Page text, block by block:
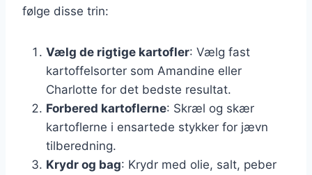
følge disse trin:
Vælg de rigtige kartofler: Vælg fast
kartoffelsorter som Amandine eller
Charlotte for det bedste resultat.
Forbered kartoflerne: Skræl og skær
kartoflerne i ensartede stykker for jævn
tilberedning.
Krydr og bag: Krydr med olie, salt, peber